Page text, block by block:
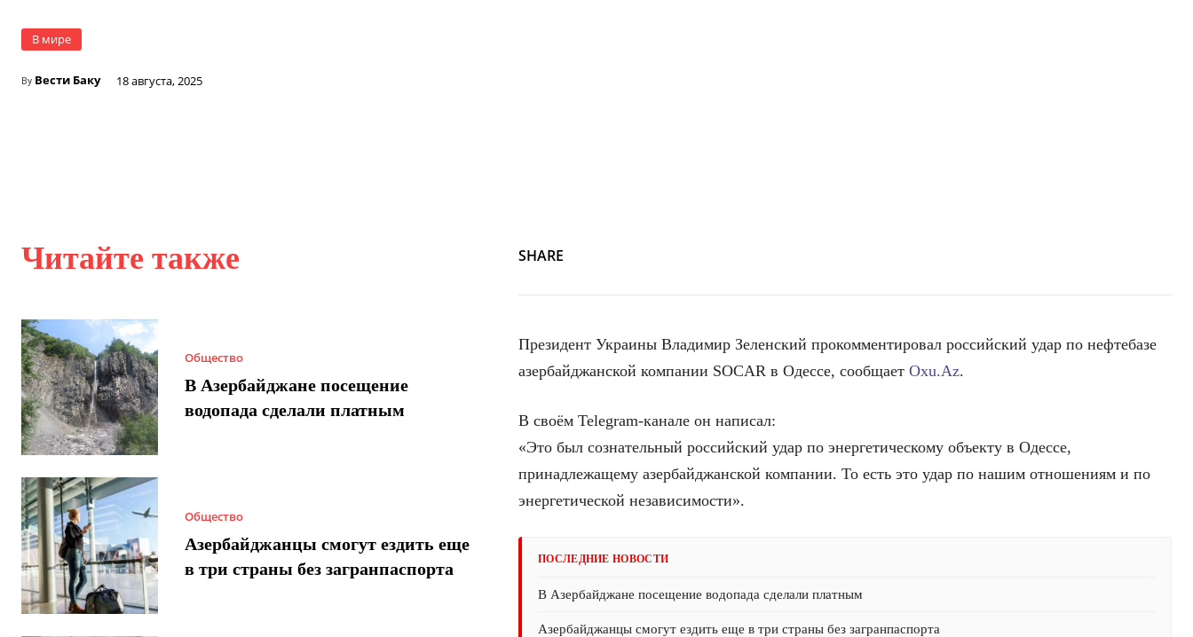
В мире
By Вести Баку 18 августа, 2025
Читайте также
Общество
В Азербайджане посещение
водопада сделали платным
Общество
Азербайджанцы смогут ездить еще
в три страны без загранпаспорта
SHARE
Президент Украины Владимир Зеленский прокомментировал российский удар по нефтебазе
азербайджанской компании SOCAR в Одессе, сообщает Oxu.Az.
В своём Telegram-канале он написал:
«Это был сознательный российский удар по энергетическому объекту в Одессе,
принадлежащему азербайджанской компании. То есть это удар по нашим отношениям и по
энергетической независимости».
ПОСЛЕДНИЕ НОВОСТИ
В Азербайджане посещение водопада сделали платным
Азербайджанцы смогут ездить еще в три страны без загранпаспорта